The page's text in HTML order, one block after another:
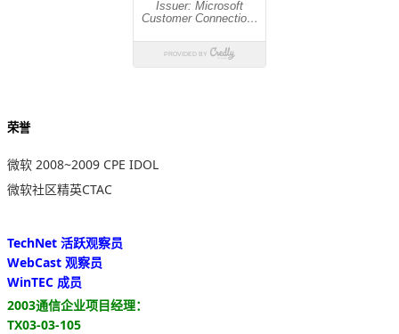
荣誉
微软 2008~2009 CPE IDOL
微软社区精英CTAC
TechNet 活跃观察员
WebCast 观察员
WinTEC 成员
2003通信企业项目经理：
TX03-03-105